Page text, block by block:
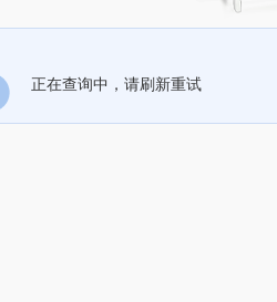
正在查询中，请刷新重试